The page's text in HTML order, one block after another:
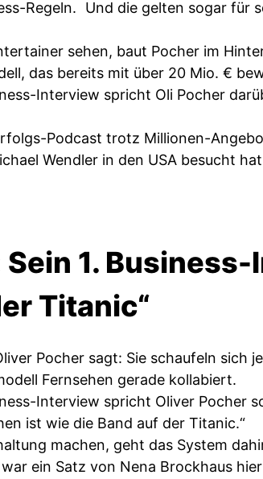
Regeln. Und die gelten sogar für
sehen, baut Pocher im
das bereits mit über 20 Mio. €
Interview spricht Oli Pocher
Podcast trotz Millionen-
Wendler in den USA besucht
1.
Titanic“
Pocher sagt: Sie schaufeln sich
Fernsehen gerade kollabiert.
Interview spricht Oliver Pocher
ist wie die Band auf der Titanic.“
machen, geht das System
ein Satz von Nena Brockhaus